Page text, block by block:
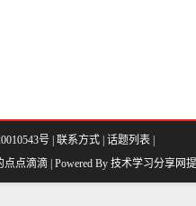
号 联系方式 话题列表
点滴滴 | Powered By 技术学习分享网